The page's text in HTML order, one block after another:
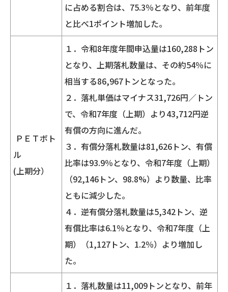
に占める割合は、75.3％となり、前年度
と比べ1ポイント増加した。
ＰＥＴボト
ル
(上期分）
１．令和8年度年間申込量は160,288トン
となり、上期落札数量は、その約54％に
相当する86,967トンとなった。
２．落札単価はマイナス31,726円／トン
で、令和7年度（上期）より43,712円逆
有償の方向に進んだ。
３．有償分落札数量は81,626トン、有償
比率は93.9％となり、令和7年度（上期）
（92,146トン、98.8%）より数量、比率
ともに減少した。
４．逆有償分落札数量は5,342トン、逆
有償比率は6.1％となり、令和7年度（上
期）（1,127トン、1.2％）より増加し
た。
１．落札数量は11,009トンとなり、前年